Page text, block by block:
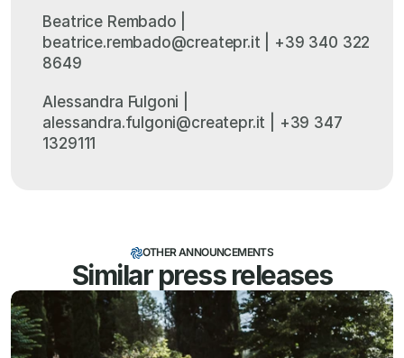
Beatrice Rembado |
beatrice.rembado@createpr.it | +39 340 322
8649
Alessandra Fulgoni |
alessandra.fulgoni@createpr.it | +39 347
1329111
OTHER ANNOUNCEMENTS
Similar press releases